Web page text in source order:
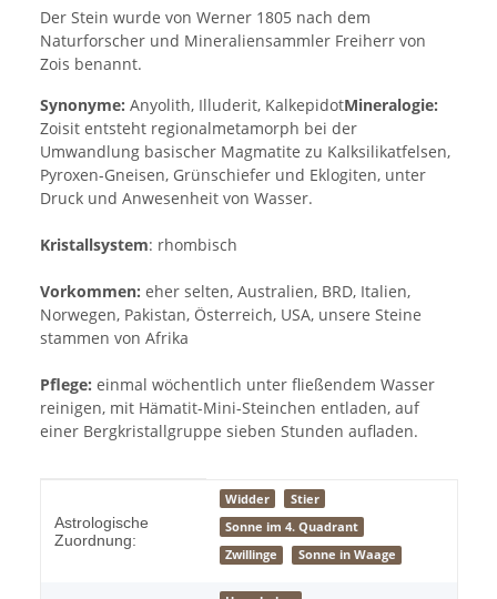
Der Stein wurde von Werner 1805 nach dem
Naturforscher und Mineraliensammler Freiherr von
Zois benannt.
Synonyme: Anyolith, Illuderit, KalkepidotMineralogie:
Zoisit entsteht regionalmetamorph bei der
Umwandlung basischer Magmatite zu Kalksilikatfelsen,
Pyroxen-Gneisen, Grünschiefer und Eklogiten, unter
Druck und Anwesenheit von Wasser.
Kristallsystem: rhombisch
Vorkommen: eher selten, Australien, BRD, Italien,
Norwegen, Pakistan, Österreich, USA, unsere Steine
stammen von Afrika
Pflege: einmal wöchentlich unter fließendem Wasser
reinigen, mit Hämatit-Mini-Steinchen entladen, auf
einer Bergkristallgruppe sieben Stunden aufladen.
Astrologische
Zuordnung:
Widder
Stier
Sonne im 4. Quadrant
Zwillinge
Sonne in Waage